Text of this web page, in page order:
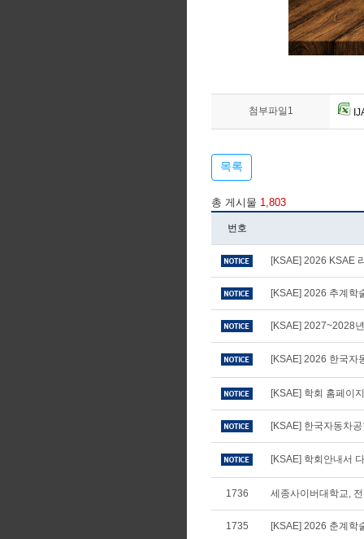
첨부파일1
목록
총 게시물 1,803
번호
[KSAE] 2026 KSAE
[KSAE] 2026 추계학
[KSAE] 2027~2028
[KSAE] 2026 한국자
[KSAE] 학회 홈페이
[KSAE] 한국자동차
[KSAE] 학회안내서
1736 세종사이버대학교,
1735 [KSAE] 2026 춘계학